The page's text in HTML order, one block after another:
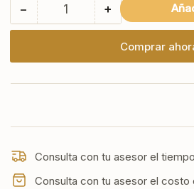
−Reducir
cantidad
BLIXER20
Dos
velocidades
20qt
Cantidad +Aumentar
cantidad
para
BLIXER20
velocidades
20qt
Comprar
Consulta con tu asesor el
Consulta con tu asesor el costo